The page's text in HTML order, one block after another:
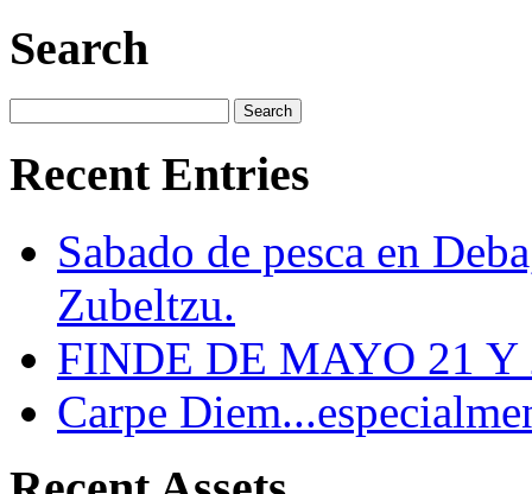
Search
Recent Entries
Sabado de pesca en
Zubeltzu.
FINDE DE MAYO 21 Y
Carpe